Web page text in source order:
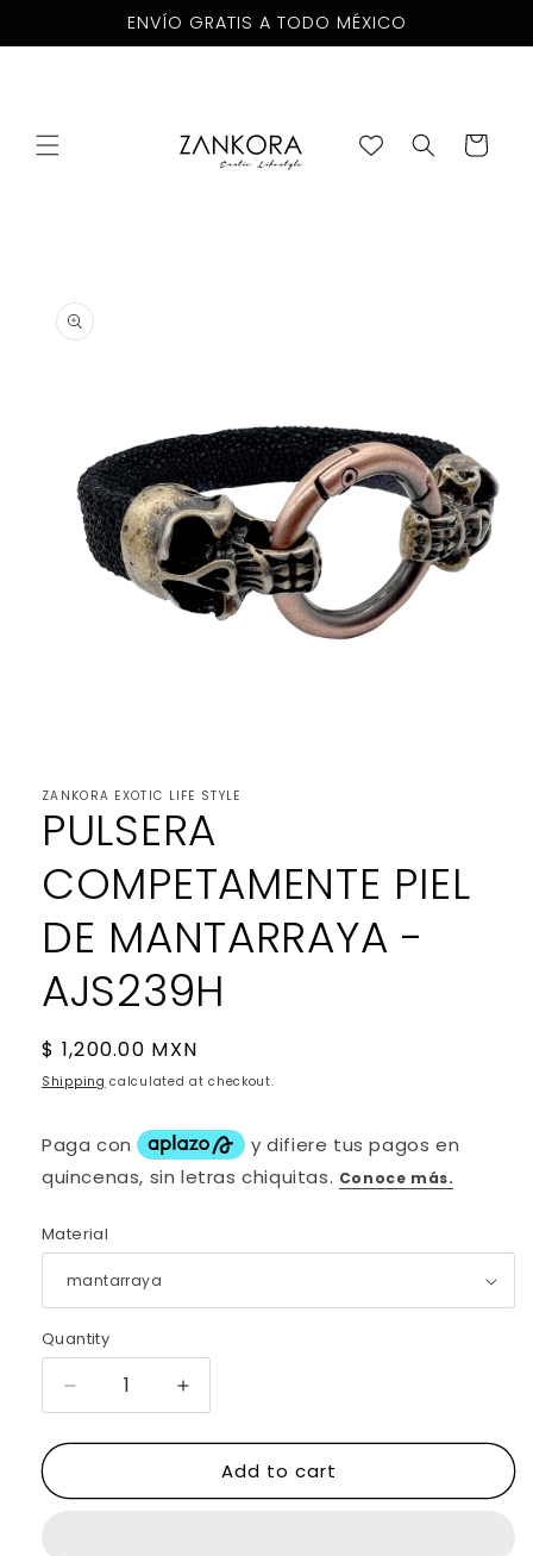
ENVÍO GRATIS A TODO MÉXICO
Cart
product
information
in
modal
ZANKORA EXOTIC LIFE STYLE
PULSERA
COMPETAMENTE PIEL
DE MANTARRAYA -
AJS239H
Regular
price
$ 1,200.00 MXN
Shipping calculated at checkout.
Material
Quantity
Decrease
quantity
for
COMPETAMENTE
Increase
quantity
for
PULSERA
COMPETAMENTE
Add to cart